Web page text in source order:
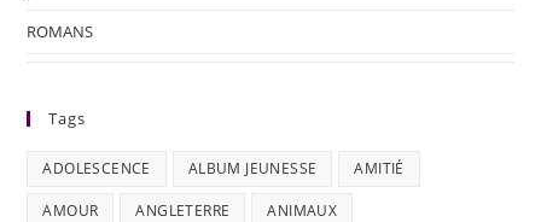
ROMANS
Tags
ADOLESCENCE ALBUM JEUNESSE AMITIÉ
AMOUR ANGLETERRE ANIMAUX